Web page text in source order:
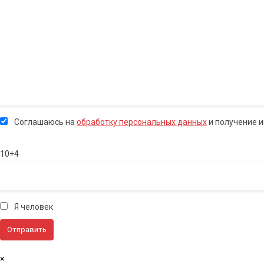
Соглашаюсь на обработку персональных данныхи получение
10+4
Я человек
×